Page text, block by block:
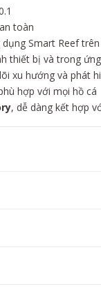
toàn
Smart Reef
thiết bị và trong
xu hướng và phát
hợp với mọi hồ cá
, dễ dàng kết hợp